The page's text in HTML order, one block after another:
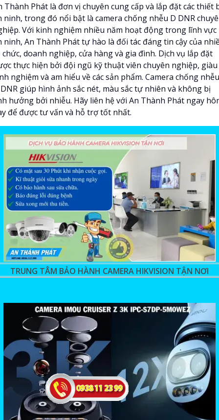
Thành Phát là đơn vị chuyên cung cấp và lắp đặt các thiết
ninh, trong đó nổi bật là camera chống nhễu D DNR
Với kinh nghiệm nhiều năm hoạt động trong lĩnh vực
ninh, An Thành Phát tự hào là đối tác đáng tin cậy của
doanh nghiệp, cửa hàng và gia đình. Dịch vụ lắp đặt
thực hiện bởi đội ngũ kỹ thuật viên chuyên nghiệp, giàu
nghiệm và am hiểu về các sản phẩm. Camera chống nhễu
giúp hình ảnh sắc nét, màu sắc tự nhiên và không bị
hưởng bởi nhiễu. Hãy liên hệ với An Thành Phát ngay
để được tư vấn và hỗ trợ tốt nhất.
TRUNG TÂM BẢO HÀNH CAMERA HIKVISION TẬN NƠI